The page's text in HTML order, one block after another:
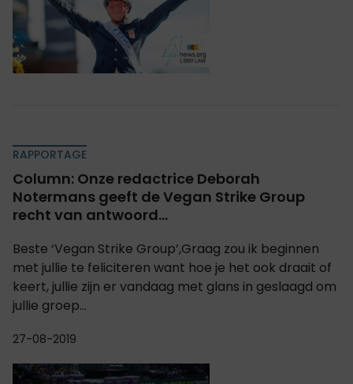
RAPPORTAGE
Column: Onze redactrice Deborah
Notermans geeft de Vegan Strike Group
recht van antwoord...
Beste ‘Vegan Strike Group’,Graag zou ik beginnen
met jullie te feliciteren want hoe je het ook draait of
keert, jullie zijn er vandaag met glans in geslaagd om
jullie groep...
27-08-2019